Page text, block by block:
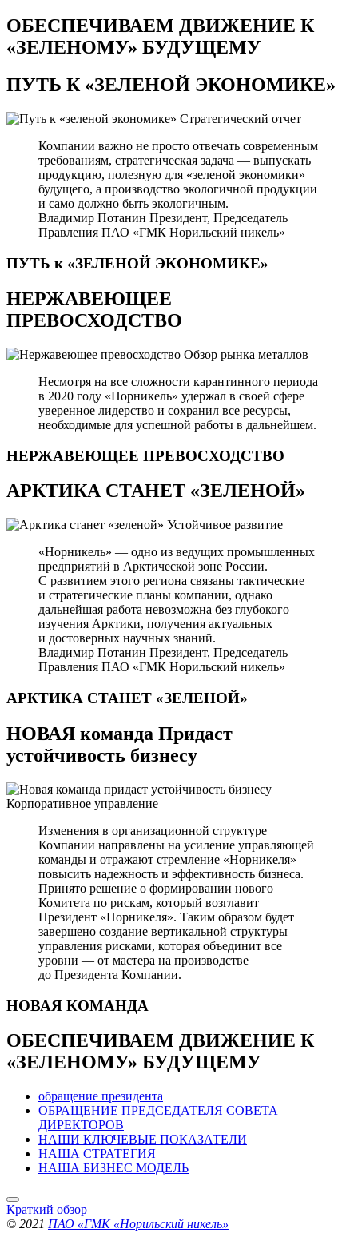
ОБЕСПЕЧИВАЕМ ДВИЖЕНИЕ К
«ЗЕЛЕНОМУ» БУДУЩЕМУ
ПУТЬ К«ЗЕЛЕНОЙ ЭКОНОМИКЕ»
Стратегический отчет
Компании важно не просто отвечать современным
требованиям, стратегическая задача — выпускать
продукцию, полезную для «зеленой экономики»
будущего, а производство экологичной продукции
и само должно быть экологичным.
Владимир Потанин Президент, Председатель
Правления ПАО «ГМК Норильский никель»
ПУТЬ к «ЗЕЛЕНОЙ ЭКОНОМИКЕ»
НЕРЖАВЕЮЩЕЕ
ПРЕВОСХОДСТВО
Обзор рынка металлов
Несмотря на все сложности карантинного периода
в 2020 году «Норникель» удержал в своей сфере
уверенное лидерство и сохранил все ресурсы,
необходимые для успешной работы в дальнейшем.
НЕРЖАВЕЮЩЕЕ ПРЕВОСХОДСТВО
АРКТИКА СТАНЕТ «ЗЕЛЕНОЙ»
Устойчивое развитие
«Норникель» — одно из ведущих промышленных
предприятий в Арктической зоне России.
С развитием этого региона связаны тактические
и стратегические планы компании, однако
дальнейшая работа невозможна без глубокого
изучения Арктики, получения актуальных
и достоверных научных знаний.
Владимир Потанин Президент, Председатель
Правления ПАО «ГМК Норильский никель»
АРКТИКА СТАНЕТ «ЗЕЛЕНОЙ»
НОВАЯ команда Придаст
устойчивость бизнесу
Корпоративное управление
Изменения в организационной структуре
Компании направлены на усиление управляющей
команды и отражают стремление «Норникеля»
повысить надежность и эффективность бизнеса.
Принято решение о формировании нового
Комитета по рискам, который возглавит
Президент «Норникеля». Таким образом будет
завершено создание вертикальной структуры
управления рисками, которая объединит все
уровни — от мастера на производстве
до Президента Компании.
НОВАЯ КОМАНДА
ОБЕСПЕЧИВАЕМ ДВИЖЕНИЕ К
«ЗЕЛЕНОМУ» БУДУЩЕМУ
обращение президента
ОБРАЩЕНИЕ ПРЕДСЕДАТЕЛЯ СОВЕТА
ДИРЕКТОРОВ
НАШИ КЛЮЧЕВЫЕ ПОКАЗАТЕЛИ
НАША СТРАТЕГИЯ
НАША БИЗНЕС МОДЕЛЬ
Краткий обзор
© 2021 ПАО «ГМК «Норильский никель»